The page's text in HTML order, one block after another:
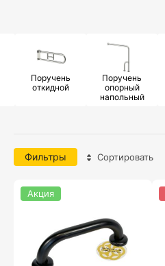
Поручень
откидной
Поручень
опорный
напольный
Фильтры Сортировать
Акция